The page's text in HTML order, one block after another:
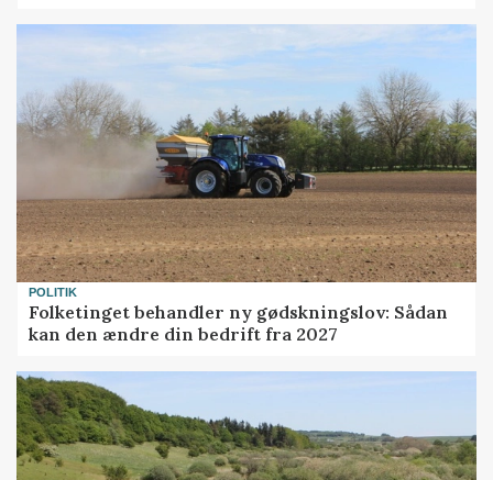
POLITIK
Folketinget behandler ny gødskningslov: Sådan
kan den ændre din bedrift fra 2027